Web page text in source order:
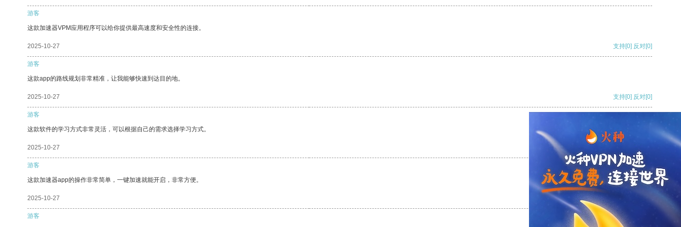
游客
这款加速器VPM应用程序可以给你提供最高速度和安全性的连接。
2025-10-27 支持[0] 反对[0]
游客
这款app的路线规划非常精准，让我能够快速到达目的地。
2025-10-27 支持[0] 反对[0]
游客
这款软件的学习方式非常灵活，可以根据自己的需求选择学习方式。
2025-10-27
游客
这款加速器app的操作非常简单，一键加速就能开启，非常方便。
2025-10-27 反对
游客